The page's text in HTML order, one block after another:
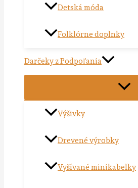
Detská móda
Folklórne doplnky
Darčeky z Podpoľania
Výšivky
Drevené výrobky
Vyšívané minikabelky